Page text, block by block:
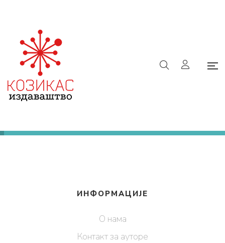
Почетна / е-Књижара
Ниједан производ не одговара изабраним
ИНФОРМАЦИЈЕ
О нама
Контакт за ауторе